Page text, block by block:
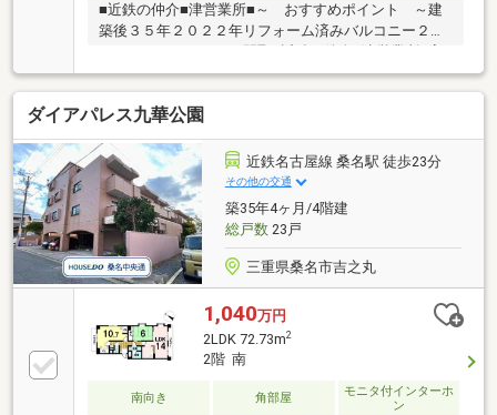
■近鉄の仲介■津営業所■～ おすすめポイント ～建
築後３５年２０２２年リフォーム済みバルコニー２
族の未来を描く、ゆとりの４ＬＤＫ。２８．８㎡の
広々バルコニーで朝の光と笑顔を育む。商業・医療施
設が充実し日々の安心が近くに。築３５年の落ち着き
が紡ぐ、上質な日常をここで。
ダイアパレス九華公園
近鉄名古屋線 桑名駅 徒歩23分
その他の交通
築35年4ヶ月/4階建
総戸数23戸
三重県桑名市吉之丸
1,040万円
2LDK 72.73m2
2階 南
南向き 角部屋
モニタ付インターホ
ン